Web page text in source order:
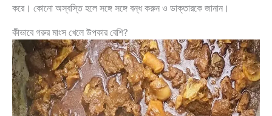
করে। কোনো অস্বস্তি হলে সঙ্গে সঙ্গে বন্ধ করুন ও ডাক্তারকে জানান।
কীভাবে গরুর মাংস খেলে উপকার বেশি?